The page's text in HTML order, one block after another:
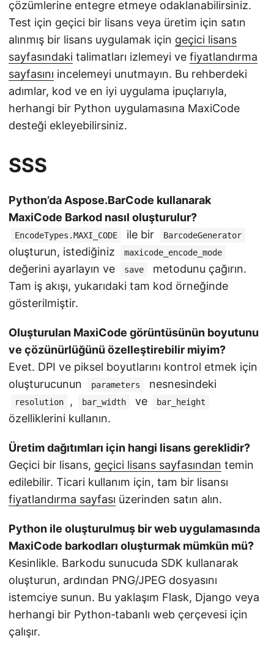
çözümlerine entegre etmeye odaklanabilirsiniz.
Test için geçici bir lisans veya üretim için satın
alınmış bir lisans uygulamak için geçici lisans
sayfasındaki talimatları izlemeyi ve fiyatlandırma
sayfasını incelemeyi unutmayın. Bu rehberdeki
adımlar, kod ve en iyi uygulama ipuçlarıyla,
herhangi bir Python uygulamasına MaxiCode
desteği ekleyebilirsiniz.
SSS
Python’da Aspose.BarCode kullanarak
MaxiCode Barkod nasıl oluşturulur?
EncodeTypes.MAXI_CODE ile bir BarcodeGenerator
oluşturun, istediğiniz maxicode_encode_mode
değerini ayarlayın ve save
metodunu çağırın.
Tam iş akışı, yukarıdaki tam kod örneğinde
gösterilmiştir.
Oluşturulan MaxiCode görüntüsünün boyutunu
ve çözünürlüğünü özelleştirebilir miyim?
Evet. DPI ve piksel boyutlarını kontrol etmek için
oluşturucunun
parameters nesnesindeki
resolution , bar_width ve bar_height
özelliklerini kullanın.
Üretim dağıtımları için hangi lisans gereklidir?
Geçici bir lisans, geçici lisans sayfasından temin
edilebilir. Ticari kullanım için, tam bir lisansı
fiyatlandırma sayfası üzerinden satın alın.
Python ile oluşturulmuş bir web uygulamasında
MaxiCode barkodları oluşturmak mümkün mü?
Kesinlikle. Barkodu sunucuda SDK kullanarak
oluşturun, ardından PNG/JPEG dosyasını
istemciye sunun. Bu yaklaşım Flask, Django veya
herhangi bir Python‑tabanlı web çerçevesi için
çalışır.